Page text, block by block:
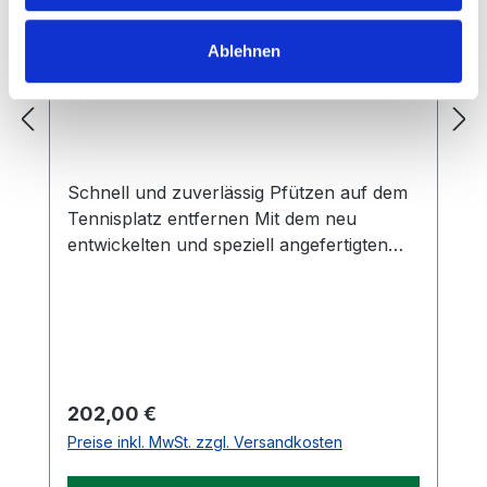
Ablehnen
Schnell und zuverlässig Pfützen auf dem
Tennisplatz entfernen Mit dem neu
entwickelten und speziell angefertigten
Spielfeldrand wieder ausgedrückt. Durch
die Verwendung des Leichtmetalls
Aluminium sind die Scherenbügel absolut
hochwertig und haben dennoch ein
Regulärer Preis:
202,00 €
Preise inkl. MwSt. zzgl. Versandkosten